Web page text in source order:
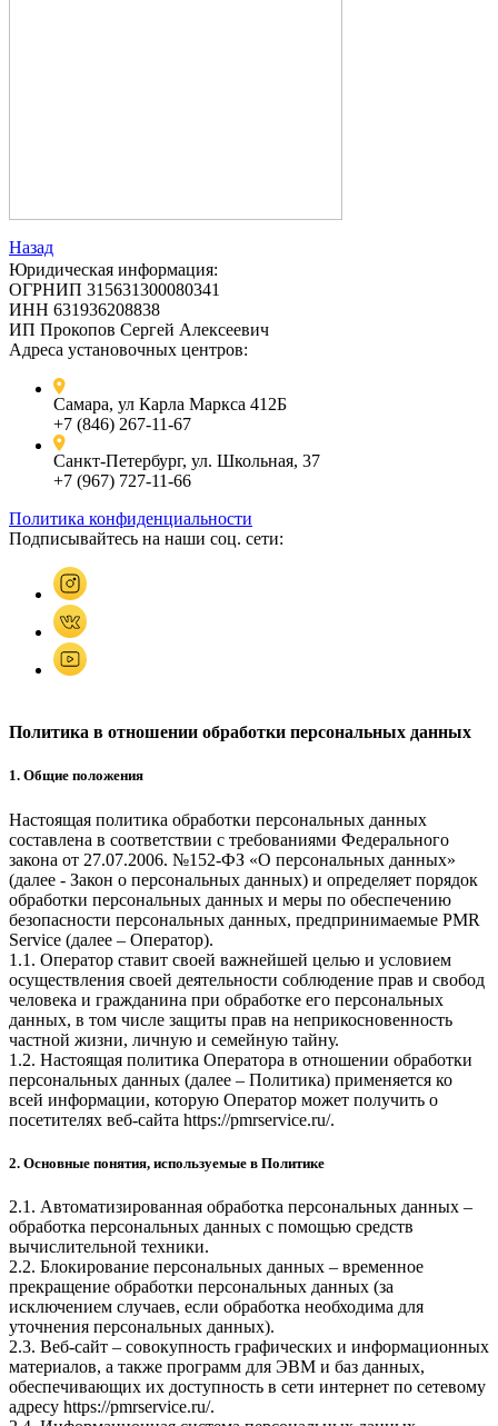
Назад
Юридическая информация:
ОГРНИП 315631300080341
ИНН 631936208838
ИП Прокопов Сергей Алексеевич
Адреса установочных центров:
Самара, ул Карла Маркса 412Б
+7 (846) 267-11-67
Санкт-Петербург, ул. Школьная, 37
+7 (967) 727-11-66
Политика конфиденциальности
Подписывайтесь на наши соц. сети:
Политика в отношении обработки персональных данных
1. Общие положения
Настоящая политика обработки персональных данных
составлена в соответствии с требованиями Федерального
закона от 27.07.2006. №152-ФЗ «О персональных данных»
(далее - Закон о персональных данных) и определяет порядок
обработки персональных данных и меры по обеспечению
безопасности персональных данных, предпринимаемые PMR
Service (далее – Оператор).
1.1. Оператор ставит своей важнейшей целью и условием
осуществления своей деятельности соблюдение прав и свобод
человека и гражданина при обработке его персональных
данных, в том числе защиты прав на неприкосновенность
частной жизни, личную и семейную тайну.
1.2. Настоящая политика Оператора в отношении обработки
персональных данных (далее – Политика) применяется ко
всей информации, которую Оператор может получить о
посетителях веб-сайта https://pmrservice.ru/.
2. Основные понятия, используемые в Политике
2.1. Автоматизированная обработка персональных данных –
обработка персональных данных с помощью средств
вычислительной техники.
2.2. Блокирование персональных данных – временное
прекращение обработки персональных данных (за
исключением случаев, если обработка необходима для
уточнения персональных данных).
2.3. Веб-сайт – совокупность графических и информационных
материалов, а также программ для ЭВМ и баз данных,
обеспечивающих их доступность в сети интернет по сетевому
адресу https://pmrservice.ru/.